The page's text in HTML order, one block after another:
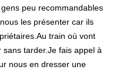
peu recommandables
les présenter car ils
train où vont
tarder.Je fais appel à
nous en dresser une